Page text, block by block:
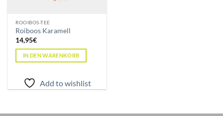
ROOIBOS-TEE
Roiboos Karamell
14,95€
IN DEN WARENKORB
Add to wishlist